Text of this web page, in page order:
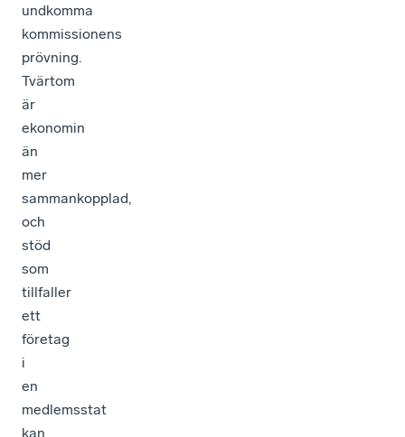
undkomma
kommissionens
prövning.
Tvärtom
är
ekonomin
än
mer
sammankopplad,
och
stöd
som
tillfaller
ett
företag
i
en
medlemsstat
kan